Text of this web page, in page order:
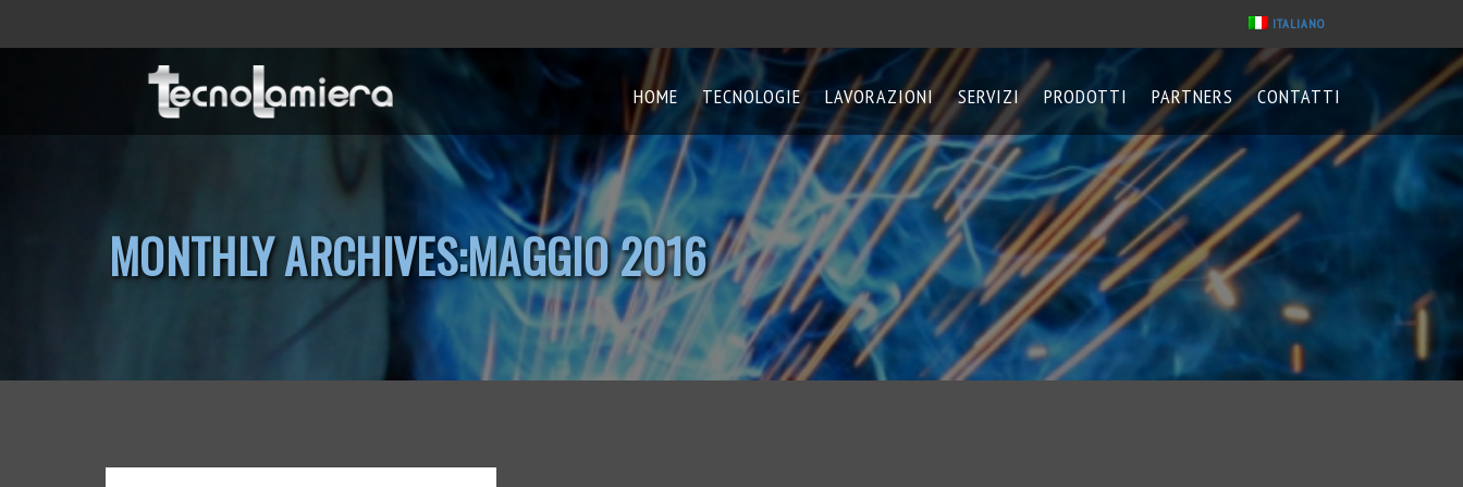
ITALIANO
HOME TECNOLOGIE LAVORAZIONI SERVIZI PRODOTTI PARTNERS CONTATTI
MONTHLY ARCHIVES:MAGGIO 2016